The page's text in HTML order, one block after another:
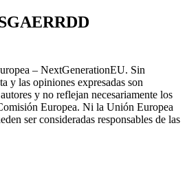
– NextGenerationEU. Sin
y las opiniones expresadas son
y no reflejan necesariamente los
Europea. Ni la Unión Europea
ser consideradas responsables de las